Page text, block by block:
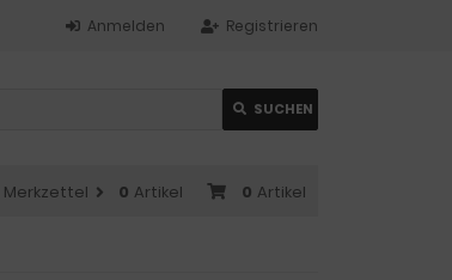
Registrieren
Anmelden
SUCHEN
0 Artikel
Merkzettel 0 Artikel